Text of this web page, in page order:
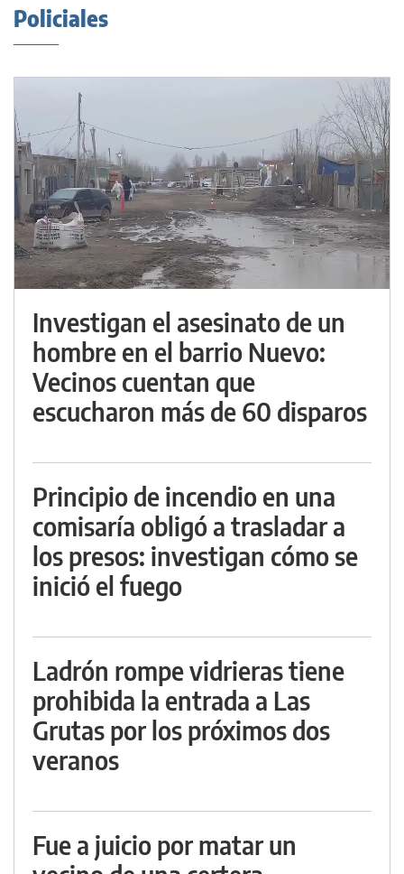
Policiales
Investigan el asesinato de un
hombre en el barrio Nuevo:
Vecinos cuentan que
escucharon más de 60 disparos
Principio de incendio en una
comisaría obligó a trasladar a
los presos: investigan cómo se
inició el fuego
Ladrón rompe vidrieras tiene
prohibida la entrada a Las
Grutas por los próximos dos
veranos
Fue a juicio por matar un